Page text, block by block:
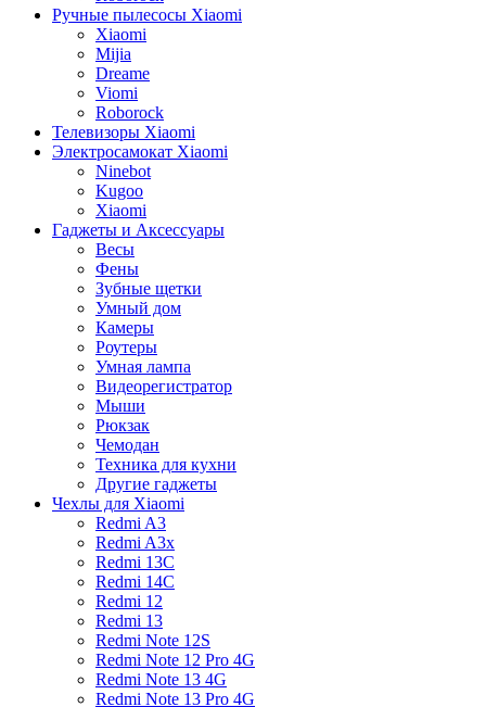
Ручные пылесосы Xiaomi
Xiaomi
Mijia
Dreame
Viomi
Roborock
Телевизоры Xiaomi
Электросамокат Xiaomi
Ninebot
Kugoo
Xiaomi
Гаджеты и Аксессуары
Весы
Фены
Зубные щетки
Умный дом
Камеры
Роутеры
Умная лампа
Видеорегистратор
Мыши
Рюкзак
Чемодан
Техника для кухни
Другие гаджеты
Чехлы для Xiaomi
Redmi A3
Redmi A3x
Redmi 13C
Redmi 14C
Redmi 12
Redmi 13
Redmi Note 12S
Redmi Note 12 Pro 4G
Redmi Note 13 4G
Redmi Note 13 Pro 4G